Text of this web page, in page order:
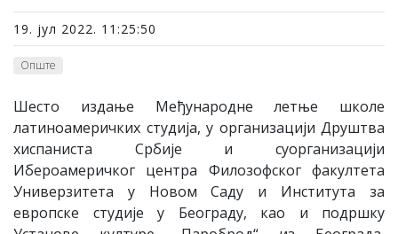
19. јул 2022. 11:25:50
Опште
Шесто издање Међународне летње школе
латиноамеричких студија, у организацији Друштва
хиспаниста Србије и суорганизацији
Ибероамеричког центра Филозофског факултета
Универзитета у Новом Саду и Института за
европске студије у Београду, као и подршку